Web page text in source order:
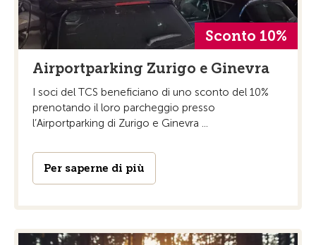
Sconto 10%
Airportparking Zurigo e Ginevra
I soci del TCS beneficiano di uno sconto del 10%
prenotando il loro parcheggio presso
l’Airportparking di Zurigo e Ginevra ...
Per saperne di più